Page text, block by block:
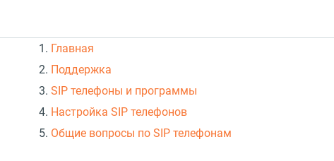
Главная
Поддержка
SIP телефоны и программы
Настройка SIP телефонов
Общие вопросы по SIP телефонам